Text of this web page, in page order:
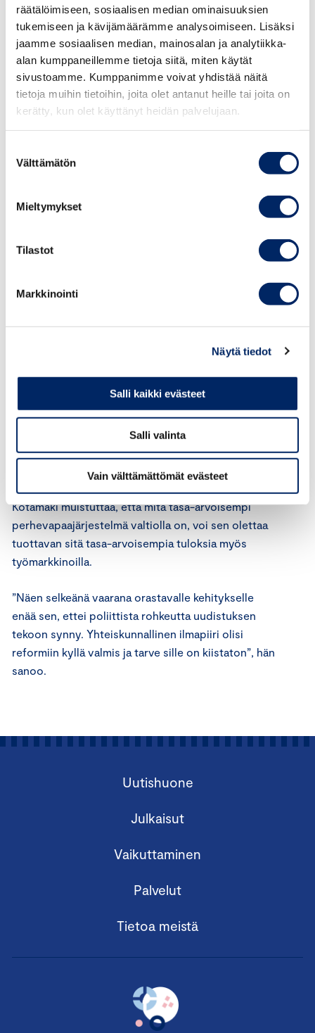
räätälöimiseen, sosiaalisen median ominaisuuksien
tukemiseen ja kävijämäärämme analysoimiseen. Lisäksi
jaamme sosiaalisen median, mainosalan ja analytiikka-
alan kumppaneillemme tietoja siitä, miten käytät
sivustoamme. Kumppanimme voivat yhdistää näitä
tietoja muihin tietoihin, joita olet antanut heille tai joita on
kerätty, kun olet käyttänyt heidän palvelujaan.
valinta
Välttämätön
Mieltymykset
Tilastot
Markkinointi
Näytä tiedot
Salli kaikki evästeet
Salli valinta
Vain välttämättömät evästeet
isien välillä.
”Kotihoidontuesta on luovuttava asteittain ja tästä
tulisi tehdä päätökset mahdollisimman pian.
Loisimme siten yhteiskuntaan ilmapiirin, jossa äitien
palaaminen työelämään on luontevampaa. Lisäksi
äidille itselleen että yleiselle tasa-arvokehitykselle.
”Vaikutukset äitien henkilökohtaisessa elämässä
eläkekertymänä, mistä onkin kaikeksi onneksi alettu
jo julkisesti keskustella. Suurena ongelmana pidän
kuitenkin myös tasa-arvokysymyksiä. Kaikki
miesten ja naisten välistä palkkaeroa törmäävät
vääjäämättä ennen pitkään kysymyksiin
perhevapaajärjestelmästä sekä lastenhoidon
järjestämisestä. On selvää, että ennen näiden
asioiden ratkaisemista emme voi ylpeillä täydestä
tasa-arvosta naisten ja miesten välillä”, Kotamäki
Kotamäki muistuttaa, että mitä tasa-arvoisempi
perhevapaajärjestelmä valtiolla on, voi sen olettaa
tuottavan sitä tasa-arvoisempia tuloksia myös
työmarkkinoilla.
”Näen selkeänä vaarana orastavalle kehitykselle
enää sen, ettei poliittista rohkeutta uudistuksen
tekoon synny. Yhteiskunnallinen ilmapiiri olisi
reformiin kyllä valmis ja tarve sille on kiistaton”, hän
sanoo.
Uutishuone
Julkaisut
Vaikuttaminen
Palvelut
Tietoa meistä